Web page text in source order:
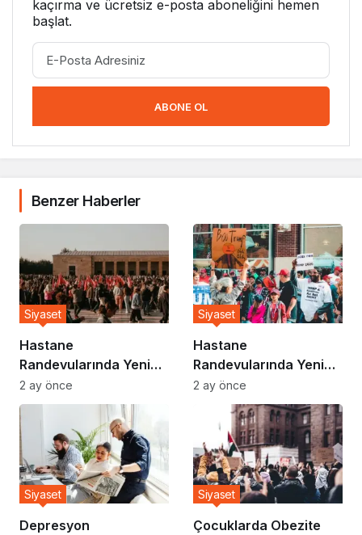
kaçırma ve ücretsiz e-posta aboneliğini hemen
başlat.
ABONE OL
Benzer Haberler
Hastane
Randevularında Yeni
Sistem Devreye Girdi
Siyaset
2 ay önce
Hastane
Randevularında Yeni
Sistem Devreye Girdi
Siyaset
2 ay önce
Depresyon
Siyaset
Çocuklarda Obezite
Siyaset